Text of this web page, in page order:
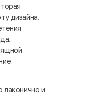
дизайна.
лаконично и